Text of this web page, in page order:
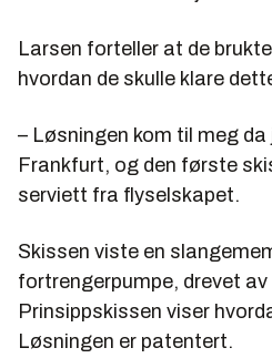
Larsen forteller at de
hvordan de skulle klare
– Løsningen kom til meg
Frankfurt, og den første
serviett fra flyselskapet.
Skissen viste en
fortrengerpumpe, drevet
Prinsippskissen viser
Løsningen er patentert.